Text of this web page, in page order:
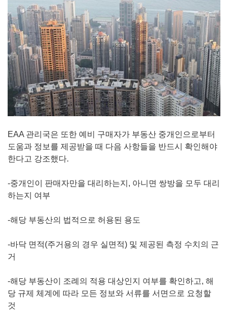
EAA 관리국은 또한 예비 구매자가 부동산 중개인으로부터
도움과 정보를 제공받을 때 다음 사항들을 반드시 확인해야
한다고 강조했다.
-중개인이 판매자만을 대리하는지, 아니면 쌍방을 모두 대리
하는지 여부
-해당 부동산의 법적으로 허용된 용도
-바닥 면적(주거용의 경우 실면적) 및 제공된 측정 수치의 근
거
-해당 부동산이 조례의 적용 대상인지 여부를 확인하고, 해
당 규제 체계에 따라 모든 정보와 서류를 서면으로 요청할
것